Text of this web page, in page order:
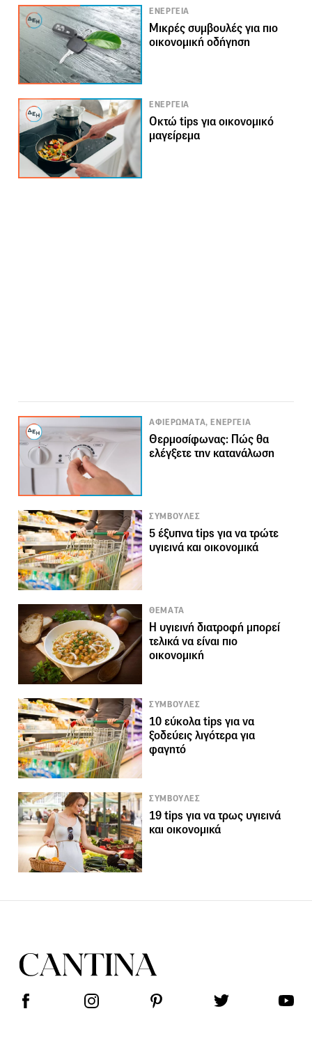
ΕΝΕΡΓΕΙΑ
Μικρές συμβουλές για πιο
οικονομική οδήγηση
ΕΝΕΡΓΕΙΑ
Οκτώ tips για οικονομικό
μαγείρεμα
ΑΦΙΕΡΩΜΑΤΑ, ΕΝΕΡΓΕΙΑ
Θερμοσίφωνας: Πώς θα
ελέγξετε την κατανάλωση
ΣΥΜΒΟΥΛΕΣ
5 έξυπνα tips για να τρώτε
υγιεινά και οικονομικά
ΘΕΜΑΤΑ
Η υγιεινή διατροφή μπορεί
τελικά να είναι πιο
οικονομική
ΣΥΜΒΟΥΛΕΣ
10 εύκολα tips για να
ξοδεύεις λιγότερα για
φαγητό
ΣΥΜΒΟΥΛΕΣ
19 tips για να τρως υγιεινά
και οικονομικά